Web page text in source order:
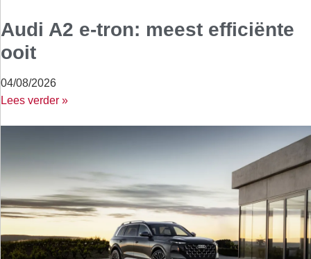
Audi A2 e-tron: meest efficiënte
ooit
04/08/2026
Lees verder »